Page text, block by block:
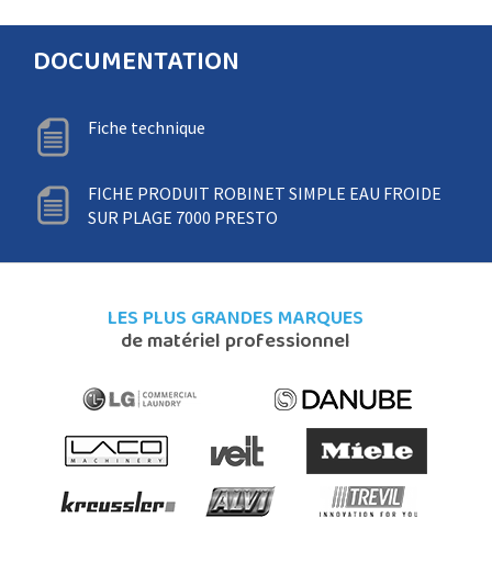
DOCUMENTATION
Fiche technique
FICHE PRODUIT ROBINET SIMPLE EAU FROIDE
SUR PLAGE 7000 PRESTO
LES PLUS GRANDES MARQUES
de matériel professionnel